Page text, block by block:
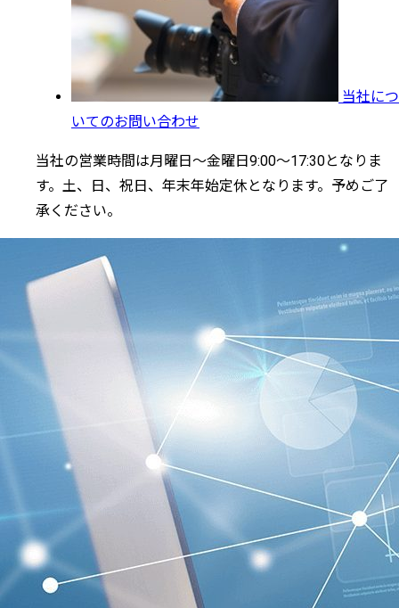
当社につ
いてのお問い合わせ
当社の営業時間は月曜日～金曜日9:00～17:30となりま
す。土、日、祝日、年末年始定休となります。予めご了
承ください。